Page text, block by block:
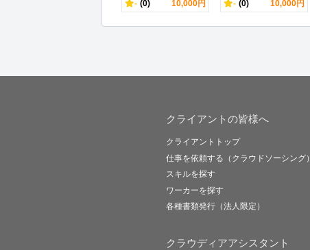
- (0) 10,000円 - (0) 10,000円
クライアントの皆様へ
クライアントトップ
仕事を依頼する（クラウドソーシング）
スキルを探す
ワーカーを探す
各種書類発行（法人限定）
クラウディアアシスタント